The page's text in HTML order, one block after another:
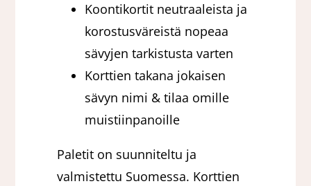
Koontikortit neutraaleista ja
korostusväreistä nopeaa
sävyjen tarkistusta varten
Korttien takana jokaisen
sävyn nimi & tilaa omille
muistiinpanoille
Paletit on suunniteltu ja
valmistettu Suomessa. Korttien